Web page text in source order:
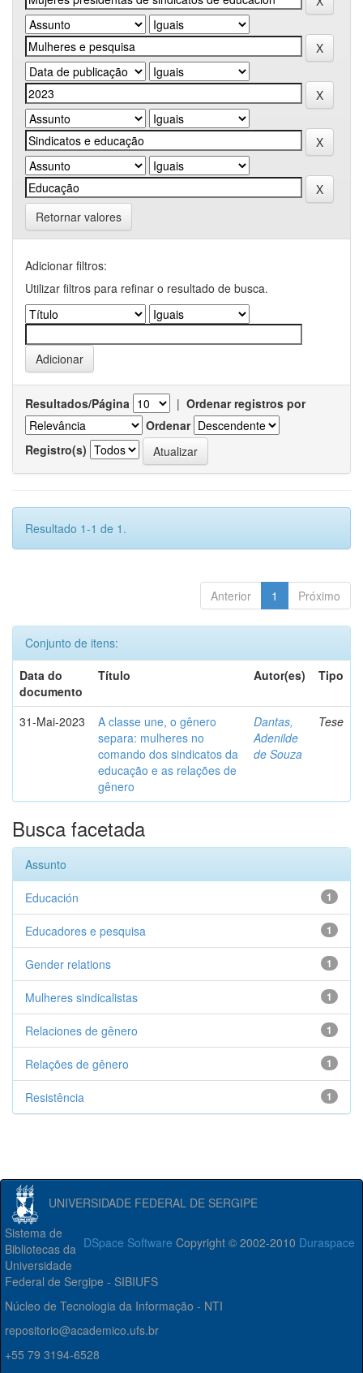
Retornar valores
Adicionar filtros:
Utilizar filtros para refinar o resultado de busca.
Resultados/Página | Ordenar registros por
Ordenar
Registro(s)
Resultado 1-1 de 1.
Anterior 1 Próximo
Conjunto de itens:
Data do
documento
Título Autor(es) Tipo
31-Mai-2023
A classe une, o gênero
separa: mulheres no
comando dos sindicatos da
educação e as relações de
gênero
Dantas,
Adenilde
de Souza
Tese
Busca facetada
Assunto
1
Educación
1
Educadores e pesquisa
1
Gender relations
1
Mulheres sindicalistas
1
Relaciones de gênero
1
Relações de gênero
1
Resistência
UNIVERSIDADE FEDERAL DE SERGIPE
DSpace Software Copyright © 2002-2010 Duraspace
Sistema de
Bibliotecas da
Universidade
Federal de Sergipe - SIBIUFS
Núcleo de Tecnologia da Informação - NTI
repositorio@academico.ufs.br
+55 79 3194-6528